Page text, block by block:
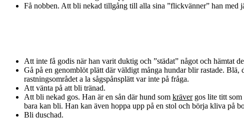
Få nobben. Att bli nekad tillgång till alla sina ”flickvänner” han med
Att inte få godis när han varit duktig och ”städat” något och hämtat
Gå på en genomblöt plätt där väldigt många hundar blir rastade.
rastningsområdet a la sågspånsplätt var inte på fråga.
Att vänta på att bli tränad.
Att bli nekad gos. Han är en sån där hund som krävergos lite titt som
bara kan bli. Han kan även hoppa upp på en stol och börja kliva på
Bli duschad.